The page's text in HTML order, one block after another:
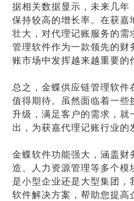
据相关数据显示，未来几
保持较高的增长率。在获嘉
壮大，对代理记账服务的
管理软件作为一款领先的
账市场中发挥越来越重要的
总之，金蝶供应链管理软
值得期待。虽然面临着一些
升级，满足客户的需求，
出，为获嘉代理记账行业的
金蝶软件功能强大，涵盖财
造、人力资源管理等多个模
是小型企业还是大型集团
软件解决方案，帮助您提